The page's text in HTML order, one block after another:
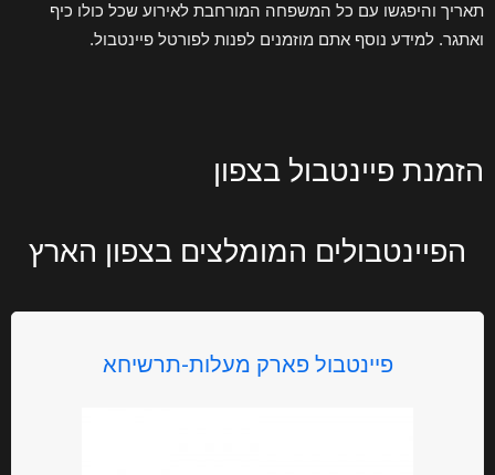
תאריך והיפגשו עם כל המשפחה המורחבת לאירוע שכל כולו כיף
ואתגר. למידע נוסף אתם מוזמנים לפנות לפורטל פיינטבול.
הזמנת פיינטבול בצפון
הפיינטבולים המומלצים בצפון הארץ
פיינטבול פארק מעלות-תרשיחא